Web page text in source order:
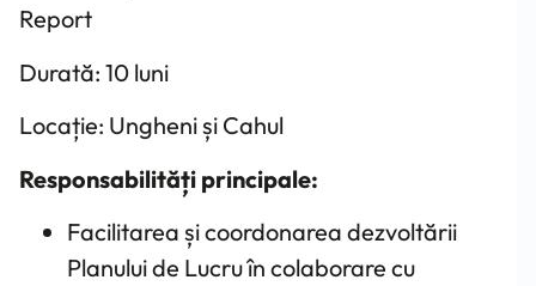
Report
Durată: 10 luni
Locație: Ungheni și Cahul
Responsabilități principale:
Facilitarea și coordonarea dezvoltării
Planului de Lucru în colaborare cu